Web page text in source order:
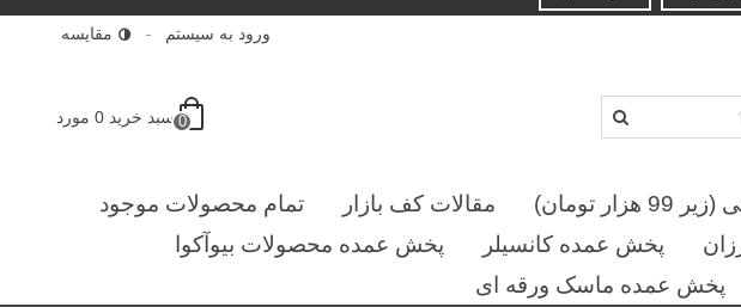
ورود به سیستم مقایسه
0 سبد خرید 0 مورد
تومان) مقالات کف بازار
تمام محصولات موجود
پخش عمده کانسیلر
پخش عمده محصولات بیوآکوا
پخش عمده ماسک ورقه ای